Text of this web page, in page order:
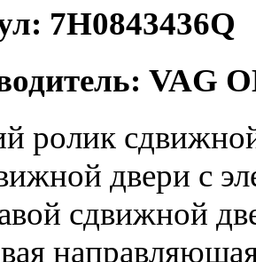
7H0843436Q
VAG
ролик
двери с
сдвижной